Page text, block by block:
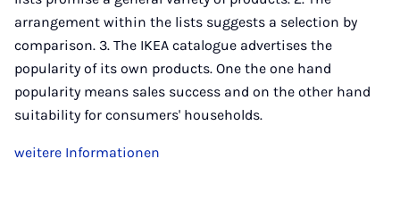
arrangement within the lists suggests a selection by
comparison. 3. The IKEA catalogue advertises the
popularity of its own products. One the one hand
popularity means sales success and on the other hand
suitability for consumers' households.
weitere Informationen